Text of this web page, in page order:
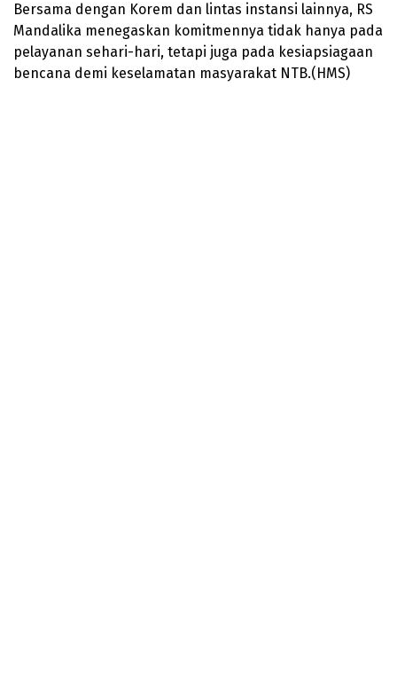
Bersama dengan Korem dan lintas instansi lainnya, RS
Mandalika menegaskan komitmennya tidak hanya pada
pelayanan sehari-hari, tetapi juga pada kesiapsiagaan
bencana demi keselamatan masyarakat NTB.(HMS)